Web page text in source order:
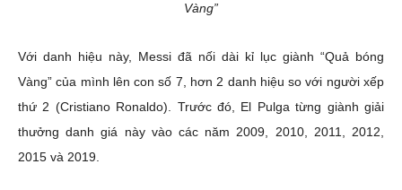
Vàng”
Với danh hiệu này, Messi đã nối dài kỉ lục giành “Quả bóng
Vàng” của mình lên con số 7, hơn 2 danh hiệu so với người xếp
thứ 2 (Cristiano Ronaldo). Trước đó, El Pulga từng giành giải
thưởng danh giá này vào các năm 2009, 2010, 2011, 2012,
2015 và 2019.